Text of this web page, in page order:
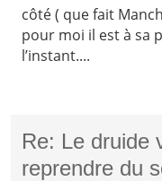
côté ( que fait
pour moi il est à sa
l’instant....
Re: Le druide
reprendre du